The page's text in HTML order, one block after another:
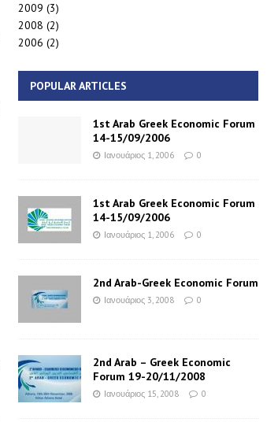
2009 (3)
2008 (2)
2006 (2)
POPULAR ARTICLES
1st Arab Greek Economic Forum
14-15/09/2006
Ιανουάριος 1, 2006 0
1st Arab Greek Economic Forum
14-15/09/2006
Ιανουάριος 1, 2006 0
2nd Arab-Greek Economic Forum
Ιανουάριος 3, 2008 0
2nd Arab – Greek Economic
Forum 19-20/11/2008
Ιανουάριος 15, 2008 0